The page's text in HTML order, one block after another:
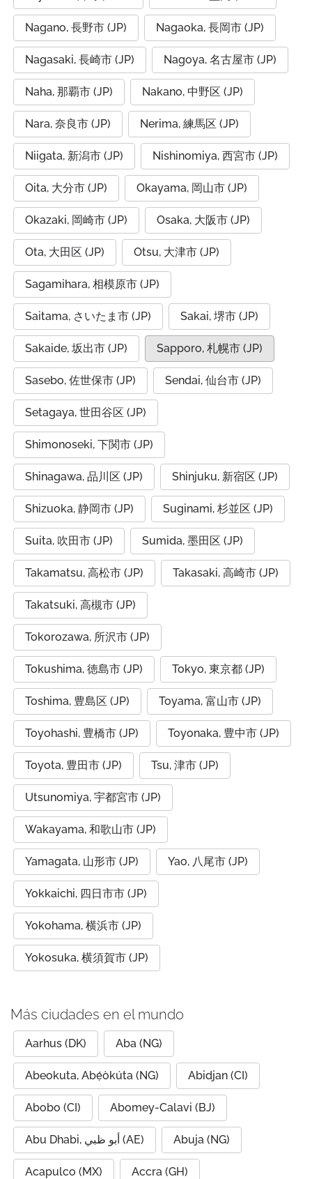
Nagano, 長野市 (JP) Nagaoka, 長岡市 (JP)
Nagasaki, 長崎市 (JP) Nagoya, 名古屋市 (JP)
Naha, 那覇市 (JP) Nakano, 中野区 (JP)
Nara, 奈良市 (JP) Nerima, 練馬区 (JP)
Niigata, 新潟市 (JP) Nishinomiya, 西宮市 (JP)
Oita, 大分市 (JP) Okayama, 岡山市 (JP)
Okazaki, 岡崎市 (JP) Osaka, 大阪市 (JP)
Ota, 大田区 (JP) Otsu, 大津市 (JP)
Sagamihara, 相模原市 (JP)
Saitama, さいたま市 (JP) Sakai, 堺市 (JP)
Sakaide, 坂出市 (JP) Sapporo, 札幌市 (JP)
Sasebo, 佐世保市 (JP) Sendai, 仙台市 (JP)
Setagaya, 世田谷区 (JP)
Shimonoseki, 下関市 (JP)
Shinagawa, 品川区 (JP) Shinjuku, 新宿区 (JP)
Shizuoka, 静岡市 (JP) Suginami, 杉並区 (JP)
Suita, 吹田市 (JP) Sumida, 墨田区 (JP)
Takamatsu, 高松市 (JP) Takasaki, 高崎市 (JP)
Takatsuki, 高槻市 (JP)
Tokorozawa, 所沢市 (JP)
Tokushima, 徳島市 (JP) Tokyo, 東京都 (JP)
Toshima, 豊島区 (JP) Toyama, 富山市 (JP)
Toyohashi, 豊橋市 (JP) Toyonaka, 豊中市 (JP)
Toyota, 豊田市 (JP) Tsu, 津市 (JP)
Utsunomiya, 宇都宮市 (JP)
Wakayama, 和歌山市 (JP)
Yamagata, 山形市 (JP) Yao, 八尾市 (JP)
Yokkaichi, 四日市市 (JP)
Yokohama, 横浜市 (JP)
Yokosuka, 横須賀市 (JP)
Más ciudades en el mundo
Aarhus (DK) Aba (NG)
Abeokuta, Abẹ́òkúta (NG) Abidjan (CI)
Abobo (CI) Abomey-Calavi (BJ)
Abu Dhabi, أبو ظبي (AE) Abuja (NG)
Acapulco (MX) Accra (GH)